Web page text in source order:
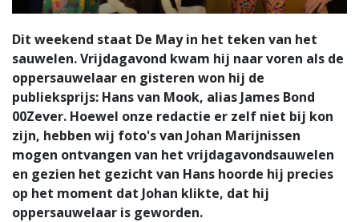
Dit weekend staat De May in het teken van het
sauwelen. Vrijdagavond kwam hij naar voren als de
oppersauwelaar en gisteren won hij de
publieksprijs: Hans van Mook, alias James Bond
00Zever. Hoewel onze redactie er zelf niet bij kon
zijn, hebben wij foto's van Johan Marijnissen
mogen ontvangen van het vrijdagavondsauwelen
en gezien het gezicht van Hans hoorde hij precies
op het moment dat Johan klikte, dat hij
oppersauwelaar is geworden.